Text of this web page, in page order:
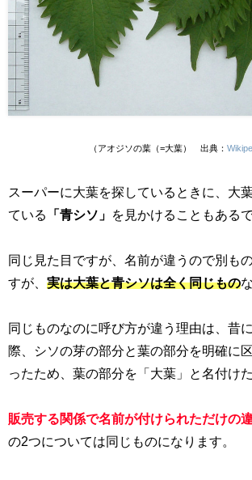
（アオジソの葉（=大葉） 出典：
スーパーに大葉を探しているときに、大
ている
「青シソ」 を見かけることもある
同じ見た目ですが、名前が違うので別も
すが、 実は大葉と青シソは全く同じもの
同じものなのに呼び方が違う理由は、昔
際、シソの芽の部分と葉の部分を明確に
ったため、葉の部分を「大葉」と名付け
販売する関係で名前が付けられただけの
の2つについては同じものになります。